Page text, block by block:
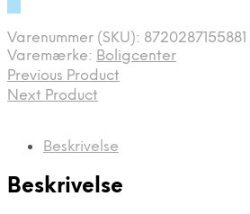
Varenummer (SKU): 8720287155881
Varemærke: Boligcenter
Previous Product
Next Product
Beskrivelse
Beskrivelse